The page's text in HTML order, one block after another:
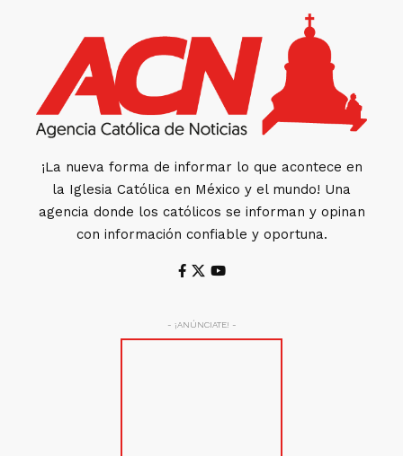
¡La nueva forma de informar lo que acontece en
la Iglesia Católica en México y el mundo! Una
agencia donde los católicos se informan y opinan
con información confiable y oportuna.
- ¡ANÚNCIATE! -